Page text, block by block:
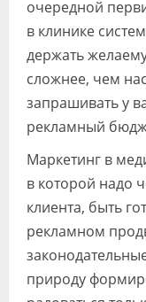
очередной
в клинике
держать
сложнее, чем
запрашивать у
рекламный
Маркетинг в
в которой надо
клиента, быть
рекламном
природу